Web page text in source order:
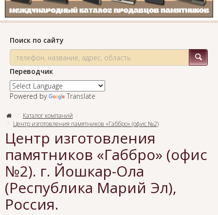
Поиск по сайту
Переводчик
Powered by Translate
Каталог компаний
Центр изготовления памятников «Габбро» (офис №2)
Центр изготовления
памятников «Габбро» (офис
№2). г. Йошкар-Ола
(Республика Марий Эл),
Россия.